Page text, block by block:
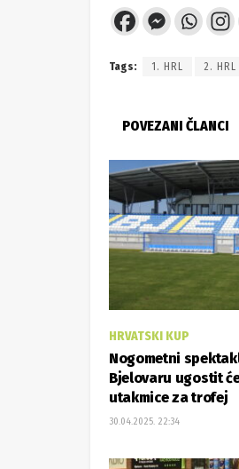
Tags: 1. HRL 2. HRL
POVEZANI ČLANCI
HRVATSKI KUP
Nogometni
Bjelovaru ugostit
utakmice za trofej
30.04.2025. 22:34